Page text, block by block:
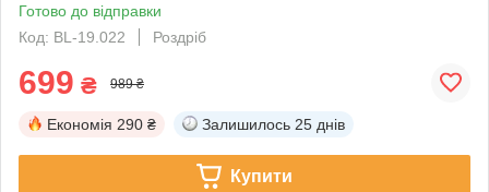
Готово до відправки
Код: BL-19.022
Роздріб
699 ₴ 989 ₴
Економія 290 ₴ Залишилось 25 днів
Купити